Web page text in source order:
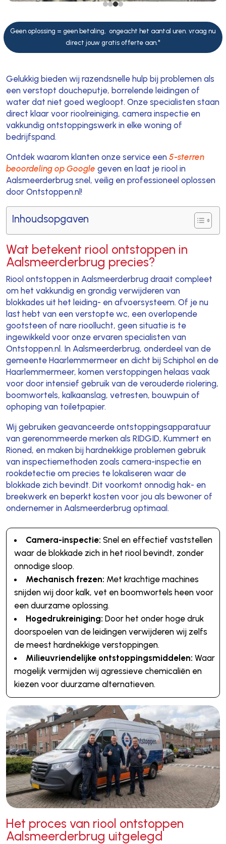
Geen oplossing = geen betaling, ongeacht het aantal uren. vraag nu
direct jouw gratis offerte aan."
Gelukkig bieden wij razendsnelle hulp bij problemen als
een verstopt doucheputje, borrelende leidingen of
water dat niet goed wegloopt. Onze specialisten staan
direct klaar voor rioolreiniging, camera inspectie en
vakkundig ontstoppingswerk in elke woning of
bedrijfspand.
Ontdek waarom klanten onze service een 5-sterren
beoordeling op Google geven en laat je riool in
Aalsmeerderbrug snel, veilig en professioneel oplossen
door Ontstoppen.nl!
Inhoudsopgaven
Wat betekent riool ontstoppen in
Aalsmeerderbrug precies?
Riool ontstoppen in Aalsmeerderbrug draait compleet
om het vakkundig en grondig verwijderen van
blokkades uit het leiding- en afvoersysteem. Of je nu
last hebt van een verstopte wc, een overlopende
gootsteen of nare rioollucht, geen situatie is te
ingewikkeld voor onze ervaren specialisten van
Ontstoppen.nl. In Aalsmeerderbrug, onderdeel van de
gemeente Haarlemmermeer en dicht bij Schiphol en de
Haarlemmermeer, komen verstoppingen helaas vaak
voor door intensief gebruik van de verouderde riolering,
boomwortels, kalkaanslag, vetresten, bouwpuin of
ophoping van toiletpapier.
Wij gebruiken geavanceerde ontstoppingsapparatuur
van gerenommeerde merken als RIDGID, Kummert en
Rioned, en maken bij hardnekkige problemen gebruik
van inspectiemethoden zoals camera-inspectie en
rookdetectie om precies te lokaliseren waar de
blokkade zich bevindt. Dit voorkomt onnodig hak- en
breekwerk en beperkt kosten voor jou als bewoner of
ondernemer in Aalsmeerderbrug optimaal.
Camera-inspectie: Snel en effectief vaststellen
waar de blokkade zich in het riool bevindt, zonder
onnodige sloop.
Mechanisch frezen: Met krachtige machines
snijden wij door kalk, vet en boomwortels heen voor
een duurzame oplossing.
Hogedrukreiniging: Door het onder hoge druk
doorspoelen van de leidingen verwijderen wij zelfs
de meest hardnekkige verstoppingen.
Milieuvriendelijke ontstoppingsmiddelen: Waar
mogelijk vermijden wij agressieve chemicaliën en
kiezen voor duurzame alternatieven.
Het proces van riool ontstoppen
Aalsmeerderbrug uitgelegd